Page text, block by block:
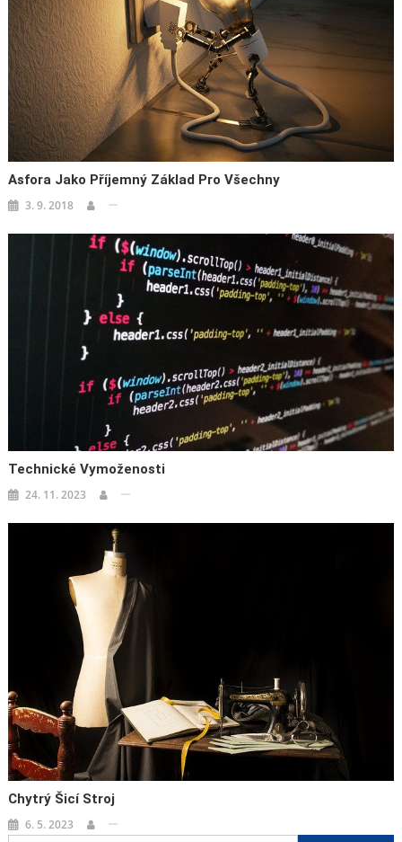
Asfora Jako Příjemný Základ Pro Všechny
3. 9. 2018
Technické Vymoženosti
24. 11. 2023
Chytrý Šicí Stroj
6. 5. 2023